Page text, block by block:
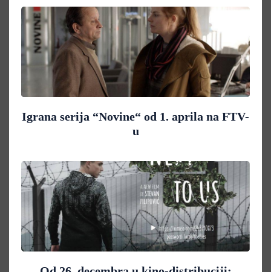
Igrana serija “Novine“ od 1. aprila na FTV-
u